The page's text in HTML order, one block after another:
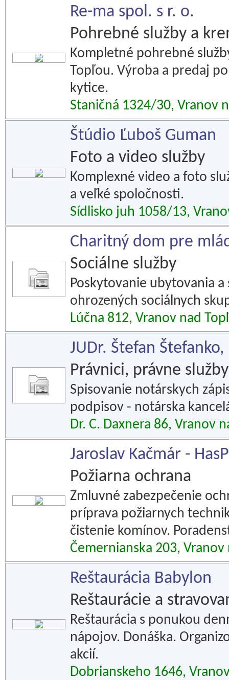
Re-ma spol. s r. o.
Pohrebné služby a
Kompletné pohrebné
Topľou. Výroba a predaj
kytice.
Staničná 1324/30, Vranov
Štúdio Ľuboš Guman
Foto a video služby
Komplexné video a foto
a veľké spoločnosti.
Sídlisko juh 1058/13,
Charitný dom pre
Sociálne služby
Poskytovanie ubytovania
ohrozených sociálnych
Lúčna 812, Vranov nad
JUDr. Štefan
Právnici, právne služby
Spisovanie notárskych
podpisov - notárska
Dr. C. Daxnera 86, Vranov
Jaroslav Kačmár -
Požiarna ochrana
Zmluvné zabezpečenie
príprava požiarnych
čistenie komínov.
Čemernianska 203,
Reštaurácia Babylon
Reštaurácie a
Reštaurácia s ponukou
nápojov. Donáška.
akcií.
Dobrianskeho 1646,